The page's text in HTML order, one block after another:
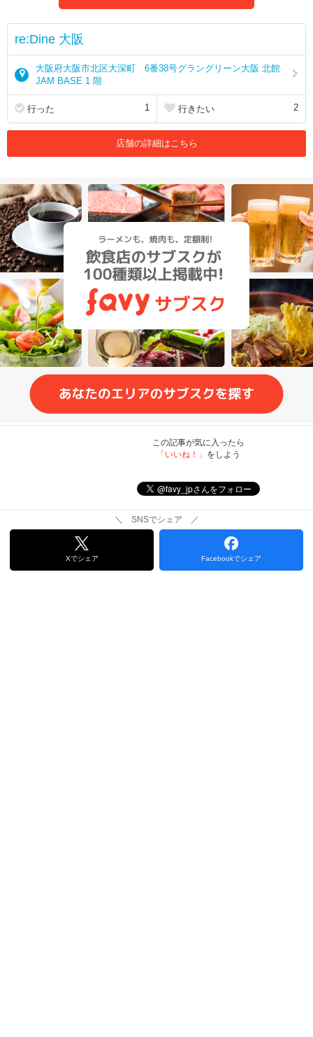
re:Dine 大阪
大阪府大阪市北区大深町 6番38号グラングリーン大阪 北館
JAM BASE 1 階
行った 1 行きたい 2
店舗の詳細はこちら
この記事が気に入ったら
「いいね！」 をしよう
＼ SNSでシェア ／
Xでシェア Facebookでシェア